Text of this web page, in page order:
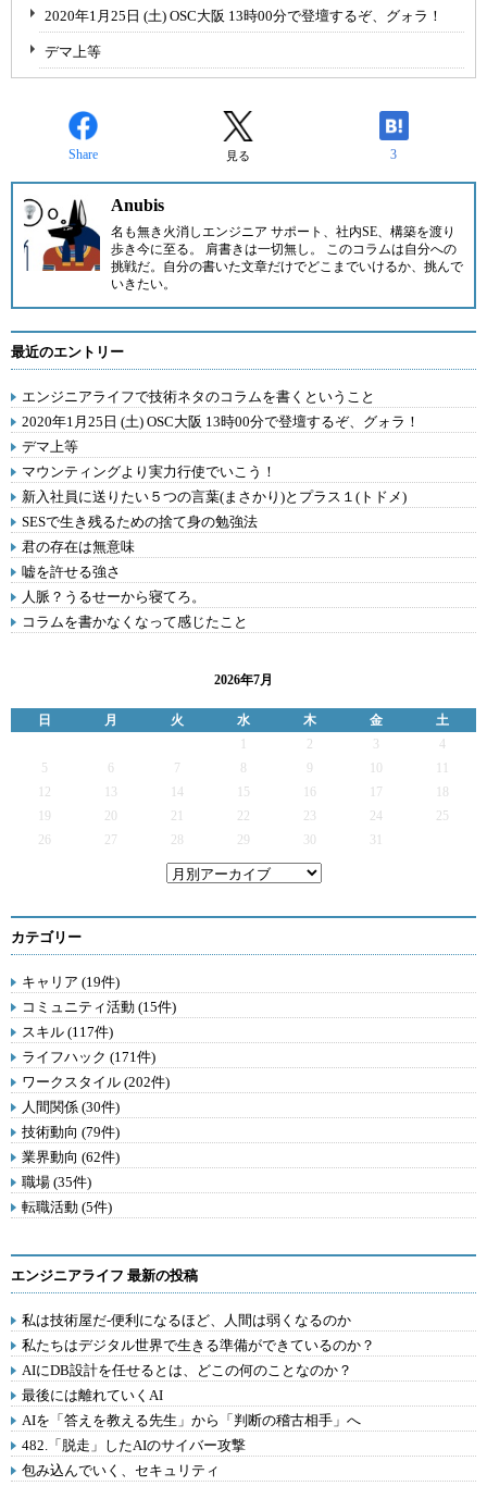
2020年1月25日 (土) OSC大阪 13時00分で登壇するぞ、グォラ！
デマ上等
Share 見る 3
Anubis
名も無き火消しエンジニア サポート、社内SE、構築を渡り
歩き今に至る。 肩書きは一切無し。 このコラムは自分への
挑戦だ。自分の書いた文章だけでどこまでいけるか、挑んで
いきたい。
最近のエントリー
エンジニアライフで技術ネタのコラムを書くということ
2020年1月25日 (土) OSC大阪 13時00分で登壇するぞ、グォラ！
デマ上等
マウンティングより実力行使でいこう！
新入社員に送りたい５つの言葉(まさかり)とプラス１(トドメ)
SESで生き残るための捨て身の勉強法
君の存在は無意味
嘘を許せる強さ
人脈？うるせーから寝てろ。
コラムを書かなくなって感じたこと
2026年7月
日 月 火 水 木 金
土
2 3
4
5
6 7 9
12
13 14 15 16 17
19
20 21 22 23 24
25
26
27 28 29 30 31
カテゴリー
キャリア (19件)
コミュニティ活動 (15件)
スキル (117件)
ライフハック (171件)
ワークスタイル (202件)
人間関係 (30件)
技術動向 (79件)
業界動向 (62件)
職場 (35件)
転職活動 (5件)
エンジニアライフ 最新の投稿
私は技術屋だ-便利になるほど、人間は弱くなるのか
私たちはデジタル世界で生きる準備ができているのか？
AIにDB設計を任せるとは、どこの何のことなのか？
最後には離れていくAI
AIを「答えを教える先生」から「判断の稽古相手」へ
482.「脱走」したAIのサイバー攻撃
包み込んでいく、セキュリティ